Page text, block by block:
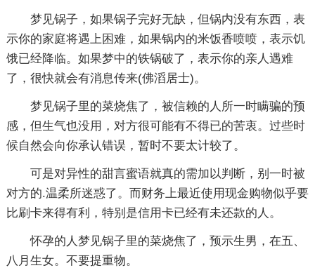
梦见锅子，如果锅子完好无缺，但锅内没有东西，表
示你的家庭将遇上困难，如果锅内的米饭香喷喷，表示饥
饿已经降临。如果梦中的铁锅破了，表示你的亲人遇难
了，很快就会有消息传来(佛滔居士)。
梦见锅子里的菜烧焦了，被信赖的人所一时瞒骗的预
感，但生气也没用，对方很可能有不得已的苦衷。过些时
候自然会向你承认错误，暂时不要太计较了。
可是对异性的甜言蜜语就真的需加以判断，别一时被
对方的.温柔所迷惑了。而财务上最近使用现金购物似乎要
比刷卡来得有利，特别是信用卡已经有未还款的人。
怀孕的人梦见锅子里的菜烧焦了，预示生男，在五、
八月生女。不要提重物。